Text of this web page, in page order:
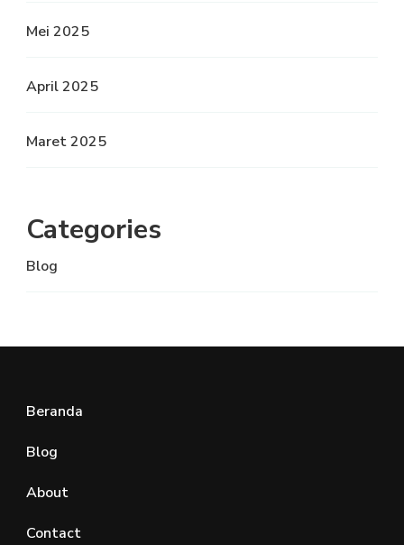
Mei 2025
April 2025
Maret 2025
Categories
Blog
Beranda
Blog
About
Contact